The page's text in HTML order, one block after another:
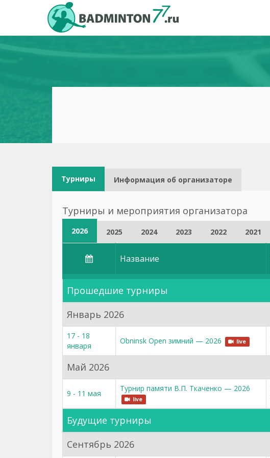
Турниры Информация об организаторе
Турниры и мероприятия организатора
2026 2025 2024 2023 2022 2021
Название
Прошедшие турниры
Январь 2026
17 - 18
января
Obninsk Open зимний — 2026 live
Май 2026
9 - 11 мая
Турнир памяти В.П. Ткаченко — 2026
live
Будущие турниры
Сентябрь 2026